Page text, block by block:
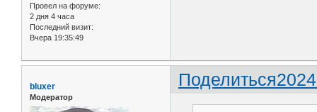
Провел на форуме:
2 дня 4 часа
Последний визит:
Вчера 19:35:49
Поделиться
bluxer
Модератор